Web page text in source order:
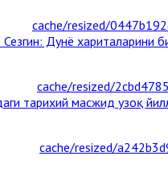
Дунё хариталарини
тарихий масжид узоқ